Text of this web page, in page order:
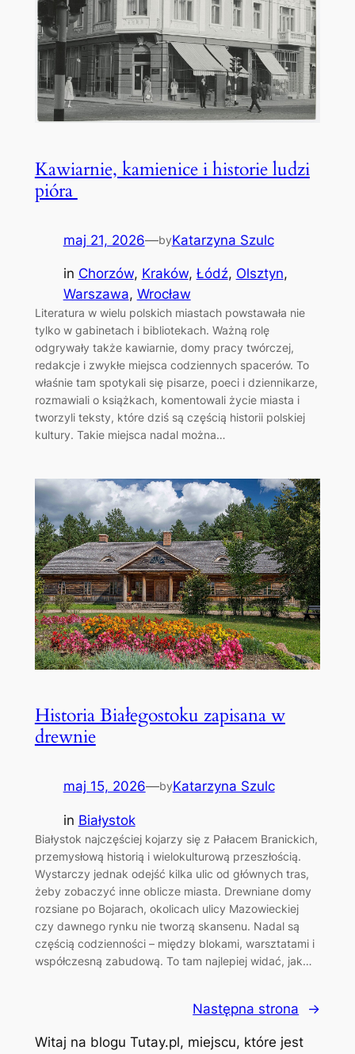
Kawiarnie, kamienice i historie ludzi
pióra
maj 21, 2026—byKatarzyna Szulc
in Chorzów, Kraków, Łódź, Olsztyn
Warszawa, Wrocław
Literatura w wielu polskich miastach powstawała nie
tylko w gabinetach i bibliotekach. Ważną rolę
odgrywały także kawiarnie, domy pracy twórczej,
redakcje i zwykłe miejsca codziennych spacerów. To
właśnie tam spotykali się pisarze, poeci i dziennikarze,
rozmawiali o książkach, komentowali życie miasta i
tworzyli teksty, które dziś są częścią historii polskiej
kultury. Takie miejsca nadal można…
Historia Białegostoku zapisana w
drewnie
maj 15, 2026—byKatarzyna Szulc
in Białystok
Białystok najczęściej kojarzy się z Pałacem Branickich,
przemysłową historią i wielokulturową przeszłością.
Wystarczy jednak odejść kilka ulic od głównych tras,
żeby zobaczyć inne oblicze miasta. Drewniane domy
rozsiane po Bojarach, okolicach ulicy Mazowieckiej
czy dawnego rynku nie tworzą skansenu. Nadal są
częścią codzienności – między blokami, warsztatami i
współczesną zabudową. To tam najlepiej widać, jak…
Następna strona →
Witaj na blogu Tutay.pl, miejscu, które jest